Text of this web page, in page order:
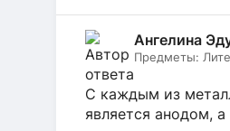
Ангелина
Предметы:
С каждым из
является анодом,